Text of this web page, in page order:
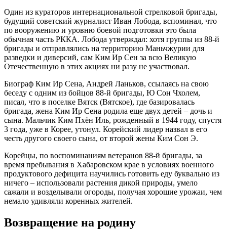
Один из кураторов интернациональной стрелковой бригады,
будущий советский журналист Иван Лобода, вспоминал, что
по вооружению и уровню боевой подготовки это была
обычная часть РККА. Лобода утверждал: хотя группы из 88-й
бригады и отправлялись на территорию Маньчжурии для
разведки и диверсий, сам Ким Ир Сен за всю Великую
Отечественную в этих акциях ни разу не участвовал.
Биограф Ким Ир Сена, Андрей Ланьков, ссылаясь на свою
беседу с одним из бойцов 88-й бригады, Ю Сон Чхолем,
писал, что в поселке Вятск (Вятское), где базировалась
бригада, жена Ким Ир Сена родила еще двух детей – дочь и
сына. Мальчик Ким Пхён Иль, рожденный в 1944 году, спустя
3 года, уже в Корее, утонул. Корейский лидер назвал в его
честь другого своего сына, от второй жены Ким Сон Э.
Корейцы, по воспоминаниям ветеранов 88-й бригады, за
время пребывания в Хабаровском крае в условиях военного
продуктового дефицита научились готовить еду буквально из
ничего – использовали растения дикой природы, умело
сажали и возделывали огороды, получая хорошие урожаи, чем
немало удивляли коренных жителей.
Возвращение на родину